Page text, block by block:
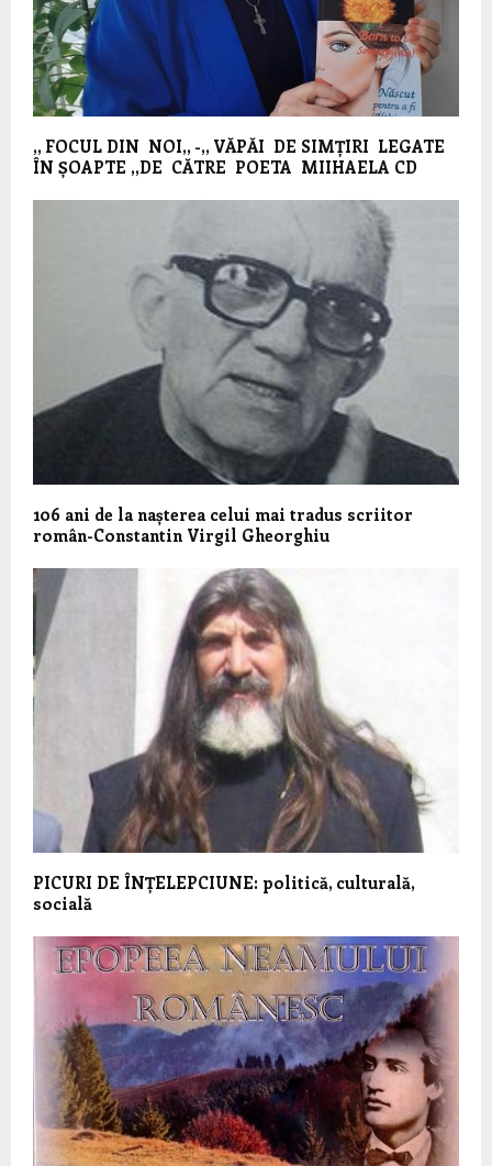
,, FOCUL DIN NOI,, -,, VĂPĂI DE SIMȚIRI LEGATE
ÎN ȘOAPTE ,,DE CĂTRE POETA MIIHAELA CD
106 ani de la nașterea celui mai tradus scriitor
român-Constantin Virgil Gheorghiu
PICURI DE ÎNȚELEPCIUNE: politică, culturală,
socială